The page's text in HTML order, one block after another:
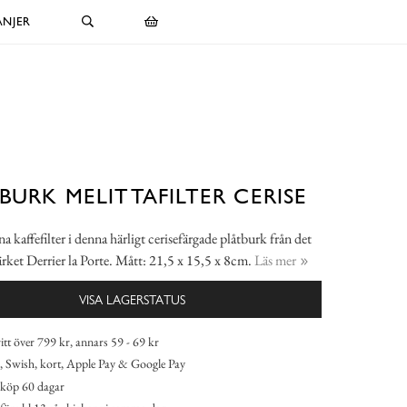
MELITTAFILTER CERISE
kaffefilter i denna härligt cerisefärgade plåtburk från det
Derrier la Porte. Mått: 21,5 x 15,5 x 8cm. Läs mer
VISA LAGERSTATUS
över 799 kr, annars 59 - 69 kr
Swish, kort, Apple Pay & Google Pay
60 dagar